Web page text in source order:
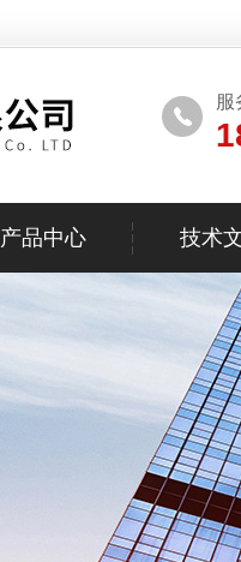
服
产品中心 技术